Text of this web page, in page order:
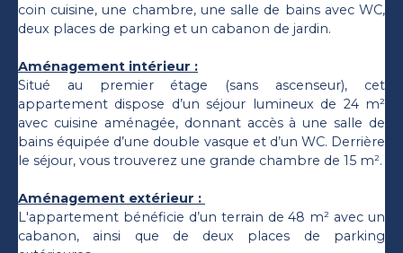
coin cuisine, une chambre, une salle de bains avec WC,
deux places de parking et un cabanon de jardin.
Aménagement intérieur :
Situé au premier étage (sans ascenseur), cet
appartement dispose d’un séjour lumineux de 24 m²
avec cuisine aménagée, donnant accès à une salle de
bains équipée d’une double vasque et d’un WC. Derrière
le séjour, vous trouverez une grande chambre de 15 m².
Aménagement extérieur :
L'appartement bénéficie d’un terrain de 48 m² avec un
cabanon, ainsi que de deux places de parking